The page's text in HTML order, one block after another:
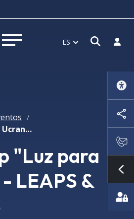
Abrir menú ES Abrir
/
Workshop "Luz para Ucrania" - LEAPS & SOLARIS
"Luz para
LEAPS &